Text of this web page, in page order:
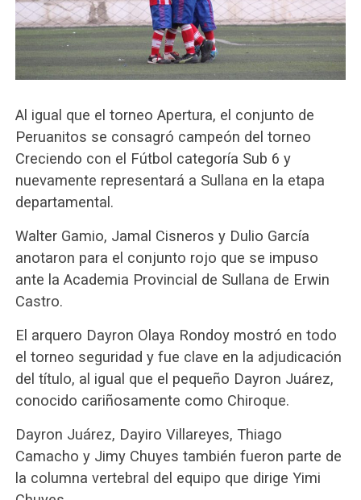
Al igual que el torneo Apertura, el conjunto de
Peruanitos se consagró campeón del torneo
Creciendo con el Fútbol categoría Sub 6 y
nuevamente representará a Sullana en la etapa
departamental.
Walter Gamio, Jamal Cisneros y Dulio García
anotaron para el conjunto rojo que se impuso
ante la Academia Provincial de Sullana de Erwin
Castro.
El arquero Dayron Olaya Rondoy mostró en todo
el torneo seguridad y fue clave en la adjudicación
del título, al igual que el pequeño Dayron Juárez,
conocido cariñosamente como Chiroque.
Dayron Juárez, Dayiro Villareyes, Thiago
Camacho y Jimy Chuyes también fueron parte de
la columna vertebral del equipo que dirige Yimi